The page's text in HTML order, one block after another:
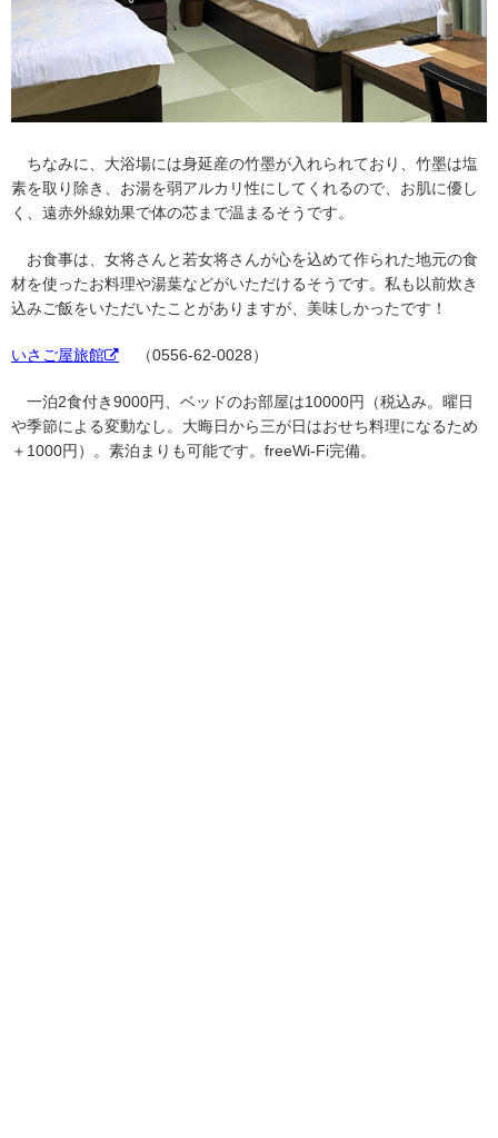
ちなみに、大浴場には身延産の竹墨が入れられており、竹墨は塩
素を取り除き、お湯を弱アルカリ性にしてくれるので、お肌に優し
く、遠赤外線効果で体の芯まで温まるそうです。
お食事は、女将さんと若女将さんが心を込めて作られた地元の食
材を使ったお料理や湯葉などがいただけるそうです。私も以前炊き
込みご飯をいただいたことがありますが、美味しかったです！
いさご屋旅館 （0556-62-0028）
一泊2食付き9000円、ベッドのお部屋は10000円（税込み。曜日
や季節による変動なし。大晦日から三が日はおせち料理になるため
＋1000円）。素泊まりも可能です。freeWi-Fi完備。